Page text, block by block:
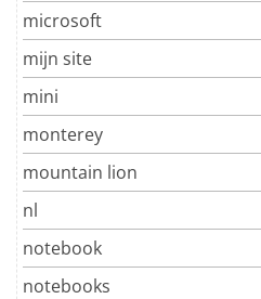
microsoft
mijn site
mini
monterey
mountain lion
nl
notebook
notebooks